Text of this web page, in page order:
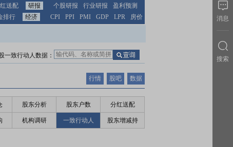
送配 研报 个股研报 行业研报
盈利预测
排行 经济 CPI PPI PMI GDP LPR 房价
一致行动人数据：
行情 股吧 数据
股东分析 股东户数 分红送配
机构调研 一致行动人 股东增减持
消息
搜索